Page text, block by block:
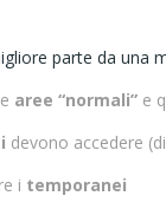
parte da una
aree “normali” e
devono accedere
i temporanei